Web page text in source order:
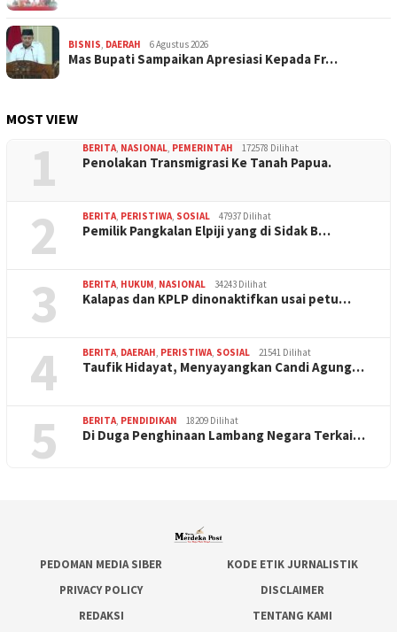
BISNIS DAERAH 6 Agustus 2026
Mas Bupati Sampaikan Apresiasi Kepada Fr…
MOST VIEW
1 BERITA NASIONAL PEMERINTAH 172578 Dilihat
Penolakan Transmigrasi Ke Tanah Papua.
2 BERITA PERISTIWA SOSIAL 47937 Dilihat
Pemilik Pangkalan Elpiji yang di Sidak B…
3 BERITA HUKUM NASIONAL 34243 Dilihat
Kalapas dan KPLP dinonaktifkan usai petu…
4 BERITA DAERAH PERISTIWA SOSIAL 21541 Dilihat
Taufik Hidayat, Menyayangkan Candi Agung…
5 BERITA PENDIDIKAN 18209 Dilihat
Di Duga Penghinaan Lambang Negara Terkai…
PEDOMAN MEDIA SIBER
KODE ETIK JURNALISTIK
PRIVACY POLICY
DISCLAIMER
REDAKSI
TENTANG KAMI